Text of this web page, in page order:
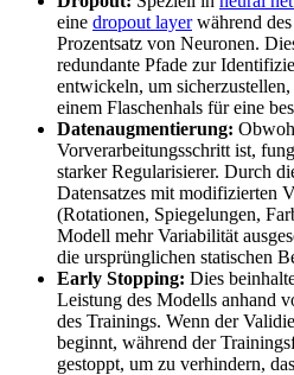
eine dropout layerwährend
Prozentsatz von Neuronen.
redundante Pfade zur
entwickeln, um
einem Flaschenhals für eine
Datenaugmentierung:
Vorverarbeitungsschritt ist,
starker Regularisierer. Durch
Datensatzes mit modifizierten
(Rotationen, Spiegelungen,
Modell mehr Variabilität
die ursprünglichen statischen
Early Stopping: Dies
Leistung des Modells anhand
des Trainings. Wenn der
beginnt, während der
gestoppt, um zu verhindern,